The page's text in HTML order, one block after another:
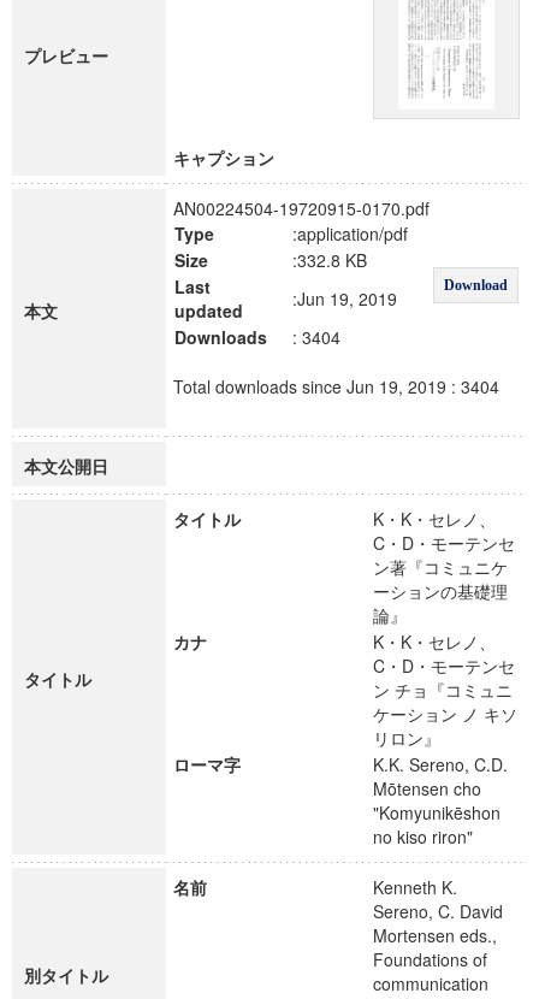
プレビュー
キャプション
本文
AN00224504-19720915-0170.pdf
Type
:application/pdf
Download
Size
:332.8 KB
Last
updated
:Jun 19, 2019
Downloads
: 3404
Total downloads since Jun 19, 2019 : 3404
本文公開日
タイトル
タイトル
K・K・セレノ、
C・D・モーテンセ
ン著『コミュニケ
ーションの基礎理
論』
カナ
K・K・セレノ、
C・D・モーテンセ
ン チョ『コミュニ
ケーション ノ キソ
リロン』
ローマ字
K.K. Sereno, C.D.
Mōtensen cho
"Komyunikēshon
no kiso riron"
別タイトル
名前
Kenneth K.
Sereno, C. David
Mortensen eds.,
Foundations of
communication